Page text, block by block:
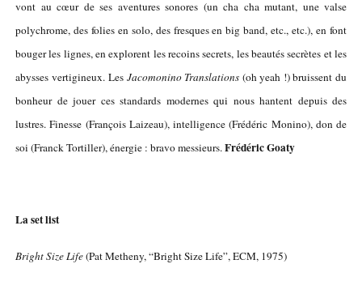
vont au cœur de ses aventures sonores (un cha cha mutant, une valse
polychrome, des folies en solo, des fresques en big band, etc., etc.), en font
bouger les lignes, en explorent les recoins secrets, les beautés secrètes et les
abysses vertigineux.Les Jacomonino Translations (oh yeah !) bruissent du
bonheur de jouer ces standards modernes qui nous hantent depuis des
lustres. Finesse (François Laizeau), intelligence (Frédéric Monino), don de
soi (Franck Tortiller), énergie : bravo messieurs.Frédéric Goaty
La set list
Bright Size Life(Pat Metheny, “Bright Size Life”, ECM, 1975)